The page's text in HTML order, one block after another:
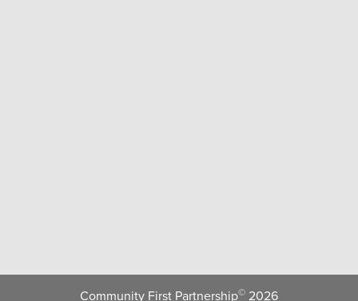
Community First Partnership© 2026